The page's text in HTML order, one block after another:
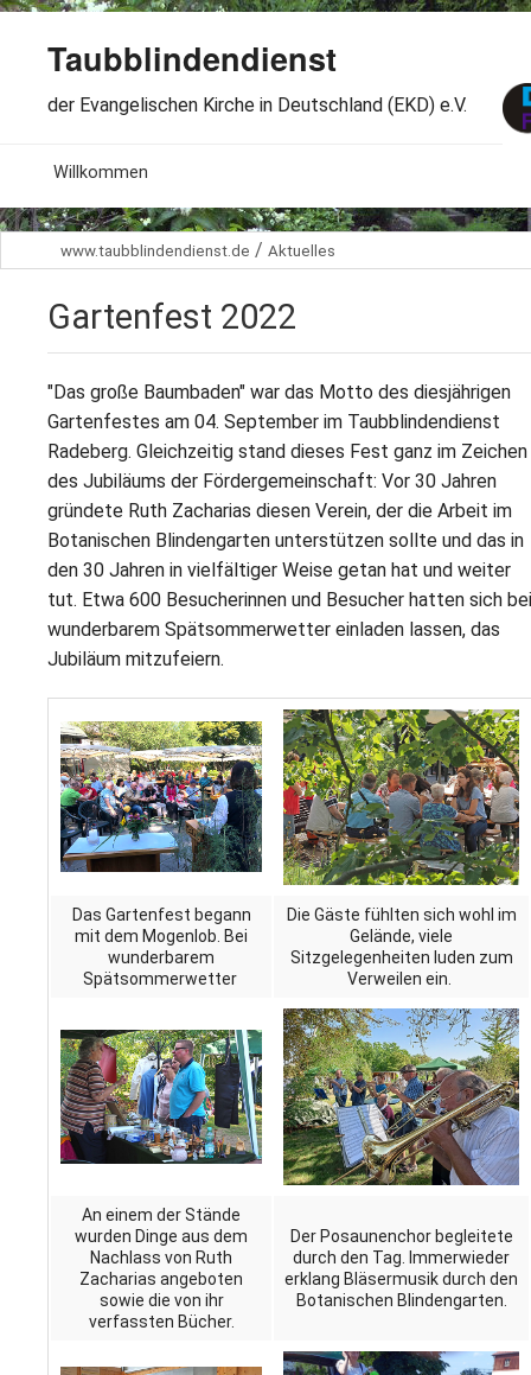
Taubblindendienst
der Evangelischen Kirche in Deutschland (EKD) e.V.
Willkommen
Aktuelles
Arbeitsbereiche
Spenden
Dabeisein
Kontakt
www.taubblindendienst.de / Aktuelles
Gartenfest 2022
"Das große Baumbaden" war das Motto des diesjährigen
Gartenfestes am 04. September im Taubblindendienst
Radeberg. Gleichzeitig stand dieses Fest ganz im Zeichen
des Jubiläums der Fördergemeinschaft: Vor 30 Jahren
gründete Ruth Zacharias diesen Verein, der die Arbeit im
Botanischen Blindengarten unterstützen sollte und das in
den 30 Jahren in vielfältiger Weise getan hat und weiter
tut. Etwa 600 Besucherinnen und Besucher hatten sich bei
wunderbarem Spätsommerwetter einladen lassen, das
Jubiläum mitzufeiern.
Das Gartenfest begann
mit dem Mogenlob. Bei
wunderbarem
Spätsommerwetter
Die Gäste fühlten sich wohl im
Gelände, viele
Sitzgelegenheiten luden zum
Verweilen ein.
An einem der Stände
wurden Dinge aus dem
Nachlass von Ruth
Zacharias angeboten
sowie die von ihr
verfassten Bücher.
Der Posaunenchor begleitete
durch den Tag. Immerwieder
erklang Bläsermusik durch den
Botanischen Blindengarten.